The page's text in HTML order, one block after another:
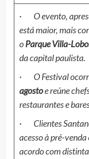
· O evento,
está maior, mais
oParque Villa-
da capital paulista.
· O Festival
agostoe reúne
restaurantes e
· Clientes
acesso à pré-
acordo com